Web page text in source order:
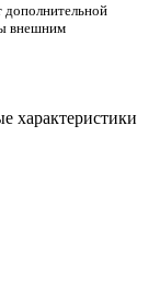
дополнительной
внешним
характеристики